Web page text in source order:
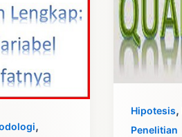
,
Hipotesis,
Penelitian